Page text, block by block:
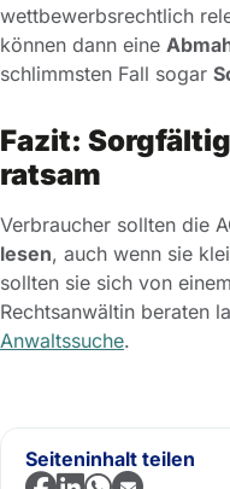
wettbewerbsrechtlich
können dann eine
schlimmsten Fall sogar
Fazit:
ratsam
Verbraucher sollten die
lesen, auch wenn sie
sollten sie sich von
Rechtsanwältin beraten
Anwaltssuche.
Seiteninhalt teilen